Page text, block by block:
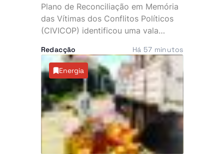
Plano de Reconciliação em Memória
das Vítimas dos Conflitos Políticos
(CIVICOP) identificou uma vala
de Quirima, província de Malanje,
numa descoberta que volta a expor
as marcas profundas deixadas pelos
conflitos que assolaram Angola.
Redacção Há 57 minutos
Energia